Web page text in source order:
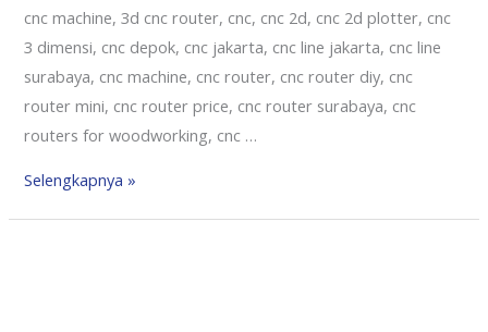
cnc machine, 3d cnc router, cnc, cnc 2d, cnc 2d plotter, cnc
3 dimensi, cnc depok, cnc jakarta, cnc line jakarta, cnc line
surabaya, cnc machine, cnc router, cnc router diy, cnc
router mini, cnc router price, cnc router surabaya, cnc
routers for woodworking, cnc …
Selengkapnya »